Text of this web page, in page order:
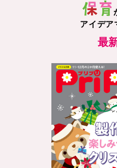
アイデア
最